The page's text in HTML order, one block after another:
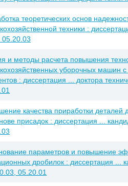
теоретических основ
техники :
05.20.03
и методы расчета повышения
уборочных машин
: диссертация ... доктора
качества приработки деталей
присадок : диссертация ...
параметров и повышение
дробилок : диссертация ...
05.20.01